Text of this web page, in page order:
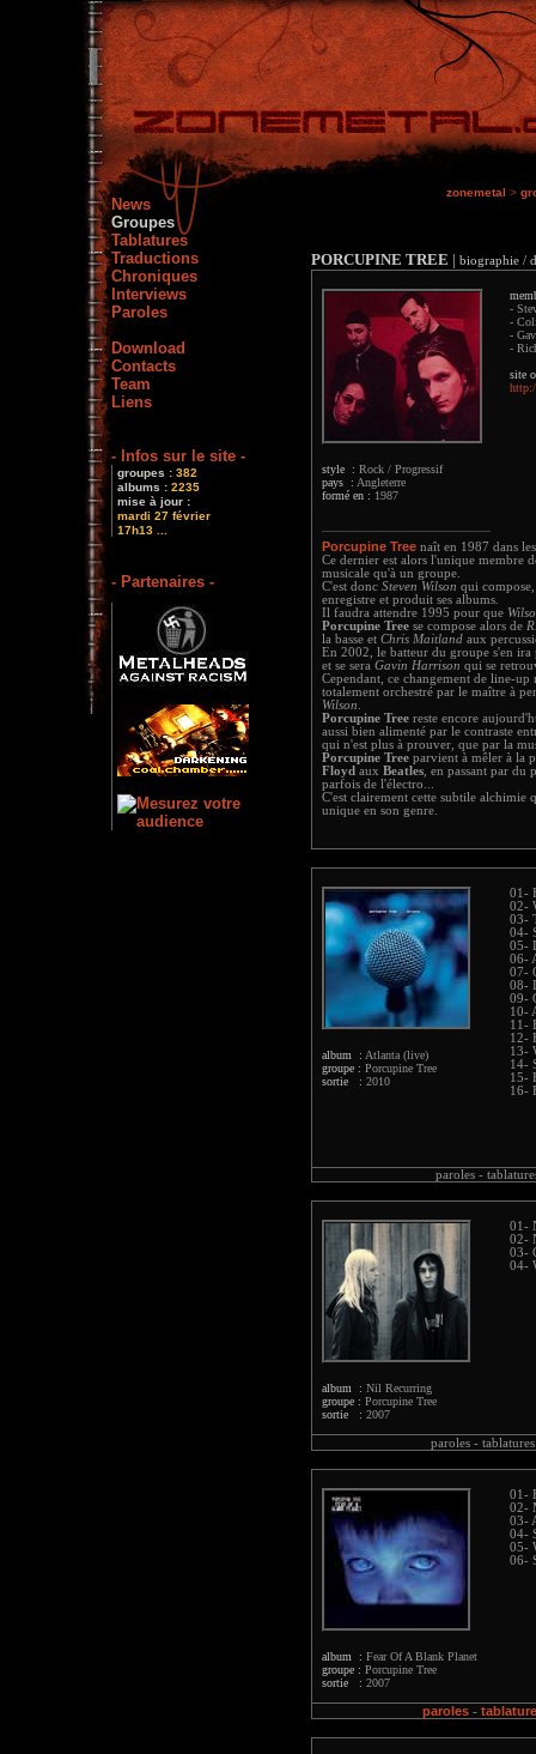
News
Groupes
Tablatures
Traductions
Chroniques
Interviews
Paroles
Download
Contacts
Team
Liens
- Infos sur le site -
groupes : 382
albums : 2235
mise à jour :
mardi 27 février
17h13 ...
- Partenaires -
zonemetal >
PORCUPINE TREE | biographie /
style : Rock / Progressif
pays : Angleterre
formé en : 1987
-
-
-
-
site
Porcupine Tree naît en 1987 dans
Ce dernier est alors l'unique membre
musicale qu'à un groupe.
C'est donc Steven Wilson qui
enregistre et produit ses albums.
Il faudra attendre 1995 pour que
Porcupine Tree se compose alors de
la basse et Chris Maitland aux
En 2002, le batteur du groupe s'en ira
et se sera Gavin Harrison qui se
Cependant, ce changement de line-
totalement orchestré par le maître à
Wilson
Porcupine Tree reste encore
aussi bien alimenté par le contraste
qui n'est plus à prouver, que par la
Porcupine Tree parvient à mêler à la
Floyd aux Beatles , en passant par du
parfois de l'électro...
C'est clairement cette subtile alchimie
unique en son genre.
album : Atlanta (live)
groupe : Porcupine Tree
sortie : 2010
01-
02-
03-
04-
05-
06-
07-
08-
09-
10-
11-
12-
13-
14-
15-
16-
paroles -
album : Nil Recurring
groupe : Porcupine Tree
sortie : 2007
01-
02-
03-
04-
paroles -
album : Fear Of A Blank Planet
groupe : Porcupine Tree
sortie : 2007
01-
02-
03-
04-
05-
06-
paroles-